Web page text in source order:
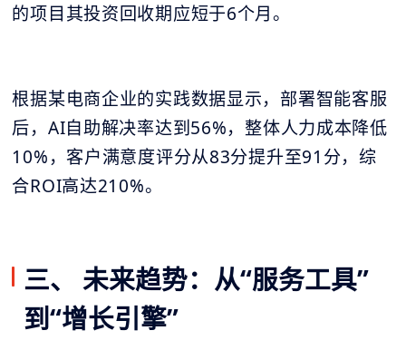
的项目其投资回收期应短于6个月。
根据某电商企业的实践数据显示，部署智能客服
后，AI自助解决率达到56%，整体人力成本降低
10%，客户满意度评分从83分提升至91分，综
合ROI高达210%。
三、 未来趋势：从“服务工具”
到“增长引擎”